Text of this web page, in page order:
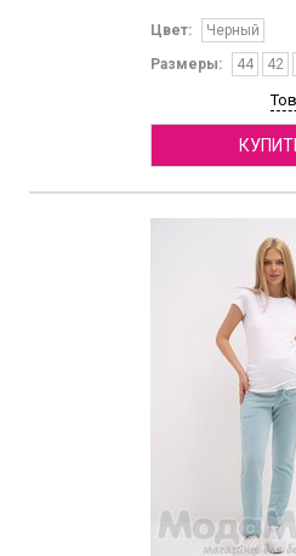
Цвет:
Черный
Размеры:
44 42